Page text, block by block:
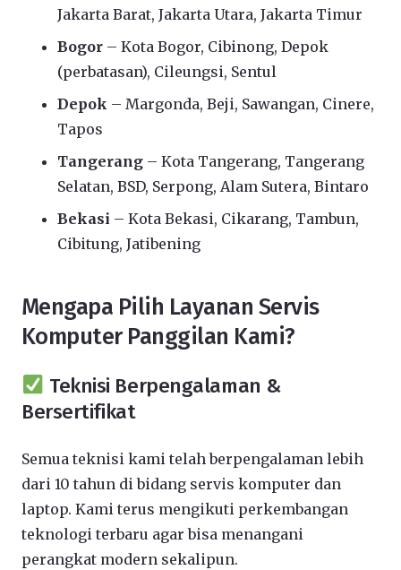
Jakarta Barat, Jakarta Utara, Jakarta Timur
Bogor – Kota Bogor, Cibinong, Depok
(perbatasan), Cileungsi, Sentul
Depok – Margonda, Beji, Sawangan, Cinere,
Tapos
Tangerang – Kota Tangerang, Tangerang
Selatan, BSD, Serpong, Alam Sutera, Bintaro
Bekasi – Kota Bekasi, Cikarang, Tambun,
Cibitung, Jatibening
Mengapa Pilih Layanan Servis
Komputer Panggilan Kami?
Teknisi Berpengalaman &
Bersertifikat
Semua teknisi kami telah berpengalaman lebih
dari 10 tahun di bidang servis komputer dan
laptop. Kami terus mengikuti perkembangan
teknologi terbaru agar bisa menangani
perangkat modern sekalipun.